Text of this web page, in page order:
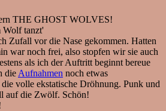
THE GHOST WOLVES!
Wolf tanzt'
Zufall vor die Nase gekommen. Hatten
war noch frei, also stopfen wir sie auch
als ich der Auftritt beginnt bereue
die Aufnahmen noch etwas
volle ekstatische Dröhnung. Punk und
auf die Zwölf. Schön!